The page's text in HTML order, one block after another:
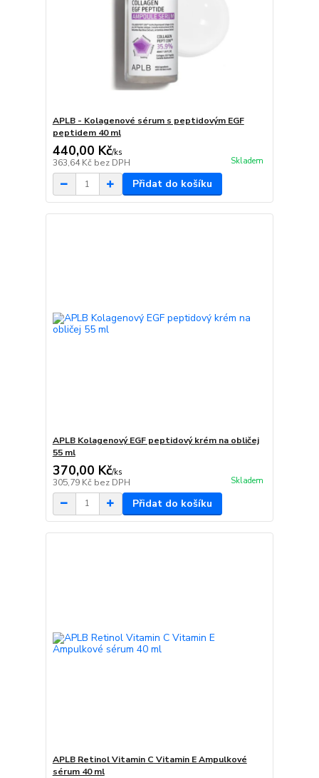
APLB - Kolagenové sérum s peptidovým EGF
peptidem 40 ml
440,00 Kč/ks
363,64 Kč bez DPH Skladem
Přidat do košíku
APLB Kolagenový EGF peptidový krém na obličej
55 ml
370,00 Kč/ks
305,79 Kč bez DPH Skladem
Přidat do košíku
APLB Retinol Vitamin C Vitamin E Ampulkové
sérum 40 ml